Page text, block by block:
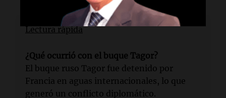
Lectura rápida
¿Qué ocurrió con el buque Tagor?
El buque ruso Tagor fue detenido por
Francia en aguas internacionales, lo que
generó un conflicto diplomático.